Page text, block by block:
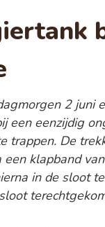
2 juni
een eenzijdig
trappen. De
klapband
in de sloot